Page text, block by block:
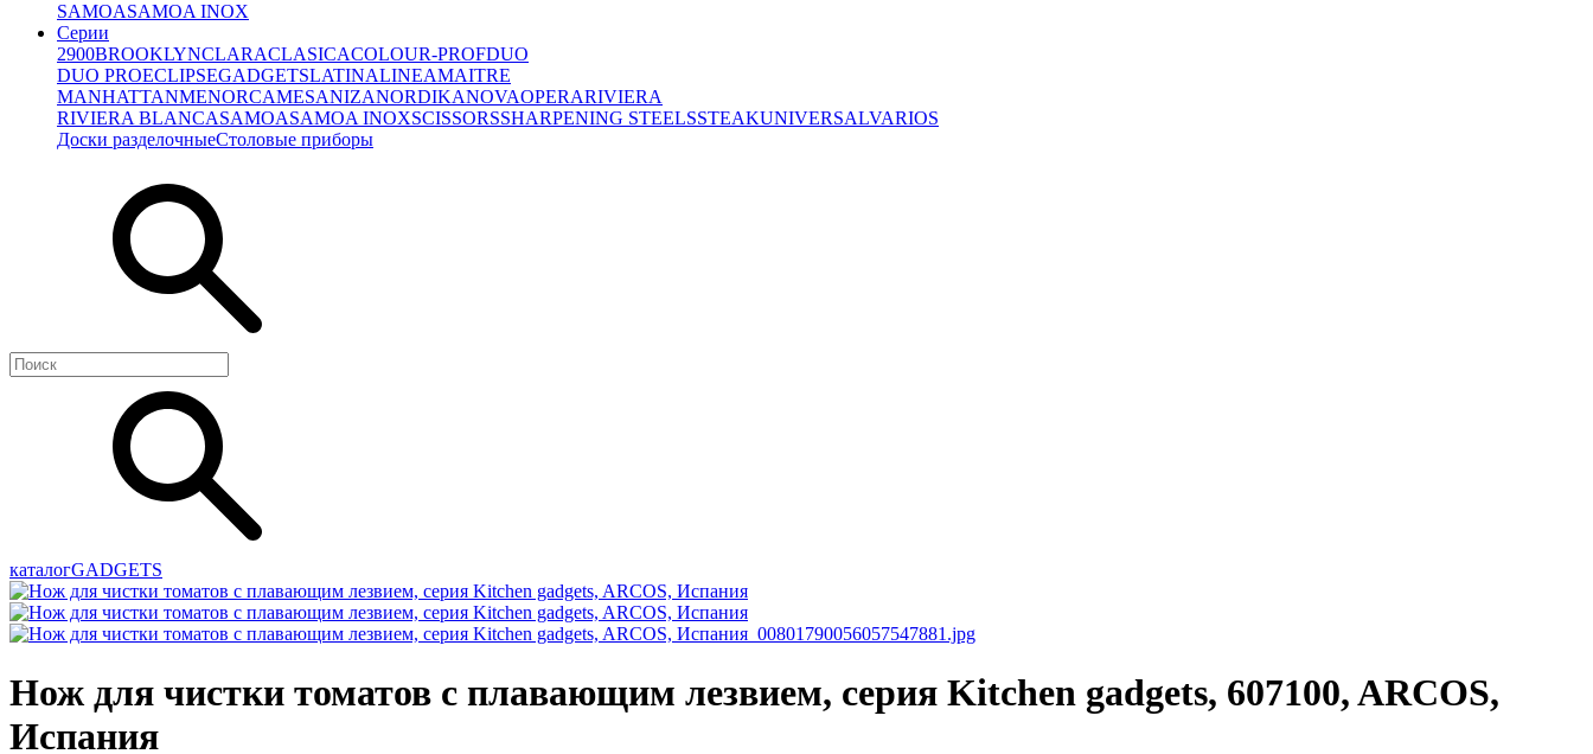
SAMOASAMOA INOX
Серии
2900BROOKLYNCLARACLASICACOLOUR-PROFDUO
DUO PROECLIPSEGADGETSLATINALINEAMAITRE
MANHATTANMENORCAMESANIZANORDIKANOVAOPERARIVIERA
RIVIERA BLANCASAMOASAMOA INOXSCISSORSSHARPENING STEELSSTEAKUNIVERSALVARIOS
Доски разделочныеСтоловые приборы
каталогGADGETS
Нож для чистки томатов с плавающим лезвием, серия Kitchen gadgets, 607100, ARCOS,
Испания